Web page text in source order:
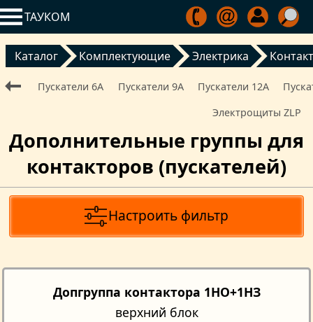
ТАУКОМ
Каталог Комплектующие Электрика
Пускатели 6А Пускатели 9А Пускатели 12А
Электрощиты ZLP
Дополнительные группы для
контакторов (пускателей)
Настроить фильтр
Допгруппа контактора 1НО+1НЗ
верхний блок